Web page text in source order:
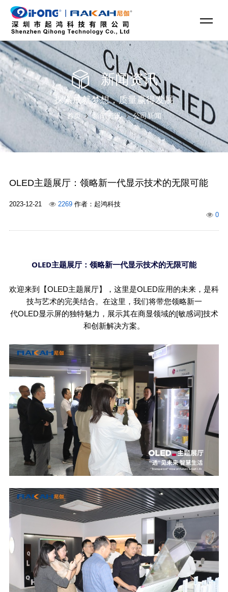
新闻资讯
探索成就梦想，质量赢得发展
首页 新闻资讯 公司新闻
OLED主题展厅：领略新一代显示技术的无限可能
2023-12-21 2269作者：起鸿科技
0
OLED主题展厅：领略新一代显示技术的无限可能
欢迎来到【OLED主题展厅】，这里是OLED应用的未来，是科
技与艺术的完美结合。在这里，我们将带您领略新一
代OLED显示屏的独特魅力，展示其在商显领域的[敏感词]技术
和创新解决方案。